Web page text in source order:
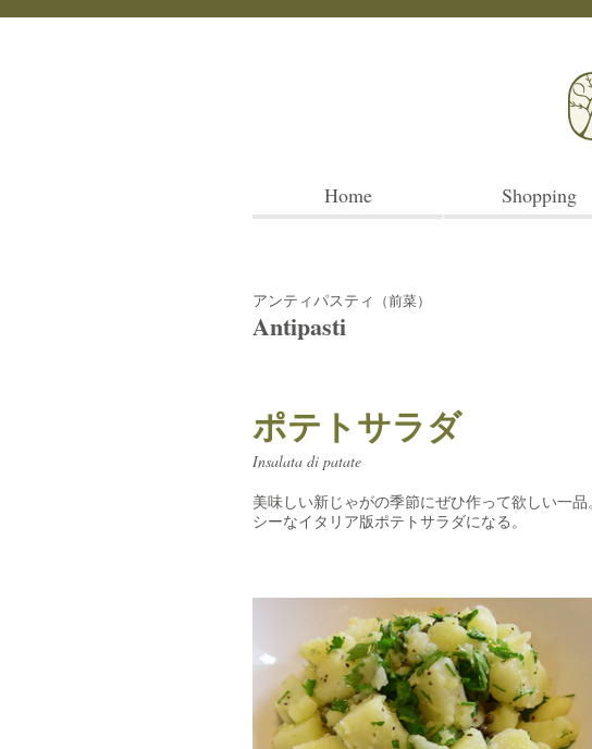
Home Shopping
アンティパスティ （前菜）
Antipasti
ポテトサラダ
Insalata di patate
美味しい新じゃがの季節にぜひ作って欲しい一
シーなイタリア版ポテトサラダになる。